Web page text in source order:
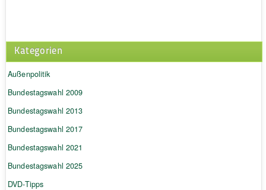
Kategorien
Außenpolitik
Bundestagswahl 2009
Bundestagswahl 2013
Bundestagswahl 2017
Bundestagswahl 2021
Bundestagswahl 2025
DVD-Tipps